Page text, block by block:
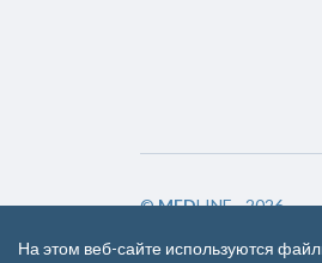
На этом веб-сайте используются
©MEDLINE - 2026